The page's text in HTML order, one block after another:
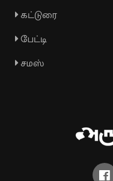
கட்டுரை
பேட்டி
சமஸ்